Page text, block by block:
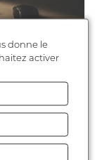
donne le
activer